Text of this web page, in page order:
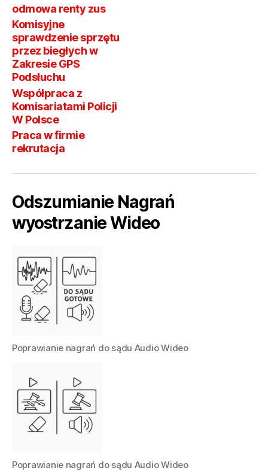
odmowa renty zus
Komisyjne
sprawdzenie sprzętu
przez biegłych w
Zakresie GPS
Podsłuchu
Współpraca z
Komisariatami Policji
W Polsce
Praca w firmie
rekrutacja
Odszumianie Nagrań
wyostrzanie Wideo
Poprawianie nagrań do sądu Audio Wideo
Poprawianie nagrań do sądu Audio Wideo